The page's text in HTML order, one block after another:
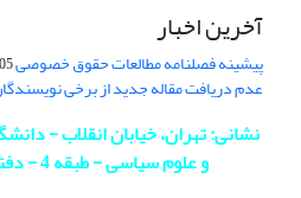
آخرین اخبار
پیشینه فصلنامه مطالعات حقوق خصوصی01
عدم دریافت مقاله جدید از برخی
نشانی: تهران، خیابان انقلاب -
و علوم سیاسی - طبقه 4 - دفتر مجله - اتاق 413